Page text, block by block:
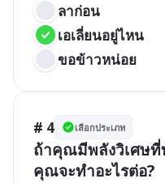
ลาก่อน
เอเลี่ยนอยู่ไหน
ขอข้าวหน่อย
# 4 เลือกประเภท
ถ้าคุณมีพลังวิเศษที่
คุณจะทำอะไรต่อ?